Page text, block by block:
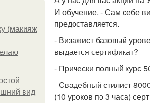
(макияж
вид
И обучение. - Сам себе
предоставляется.
- Визажист базовый
выдается сертификат?
- Прически полный курс
- Свадебный стилист
(10 уроков по 3 часа)